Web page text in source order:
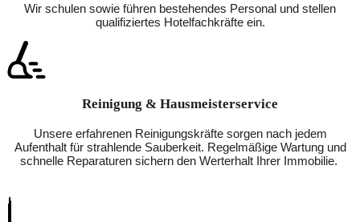
Wir schulen sowie führen bestehendes Personal und stellen
qualifiziertes Hotelfachkräfte ein.
Reinigung & Hausmeisterservice
Unsere erfahrenen Reinigungskräfte sorgen nach jedem
Aufenthalt für strahlende Sauberkeit. Regelmäßige Wartung und
schnelle Reparaturen sichern den Werterhalt Ihrer Immobilie.